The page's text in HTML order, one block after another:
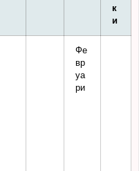
к
и
Фе
вр
уа
ри